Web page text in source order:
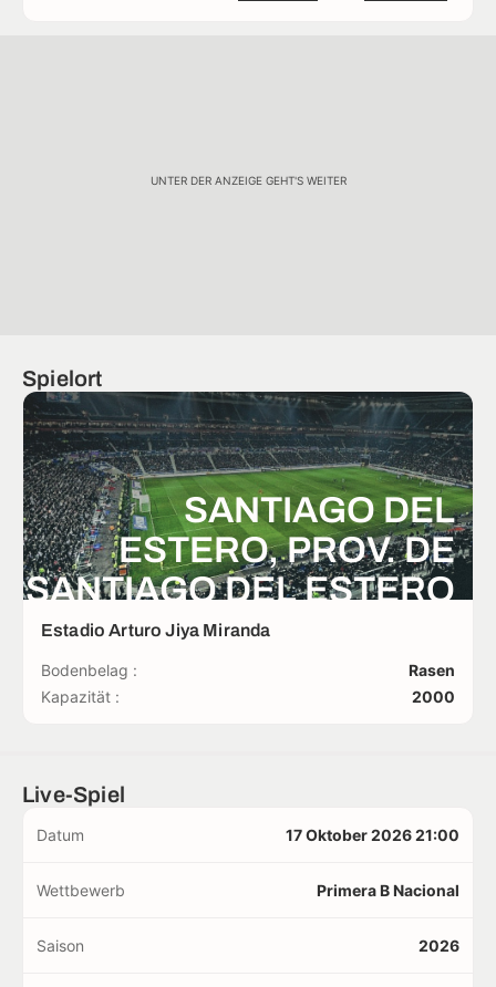
UNTER DER ANZEIGE GEHT'S WEITER
Spielort
SANTIAGO DEL
ESTERO, PROV. DE
SANTIAGO DEL ESTERO
Estadio Arturo Jiya Miranda
Bodenbelag :
Rasen
Kapazität :
2000
Live-Spiel
Datum 17 Oktober 2026 21:00
Wettbewerb Primera B Nacional
Saison 2026